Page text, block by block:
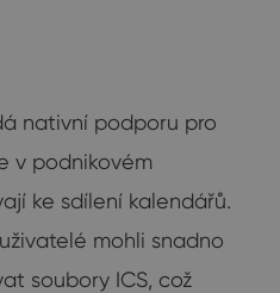
nativní podporu pro
v podnikovém
ke sdílení kalendářů.
mohli snadno
soubory ICS, což